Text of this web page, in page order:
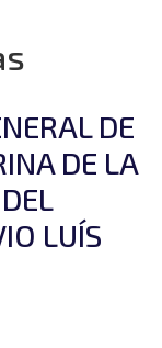
DE
DE LA
LUÍS